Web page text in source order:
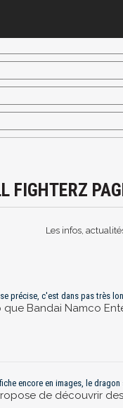
FIGHTERZ
Les infos,
précise, c'est dans pas très
que Bandai Namco
encore en images, le dragon
de découvrir